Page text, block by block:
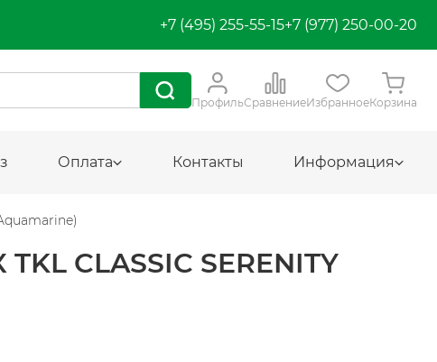
+7 (495) 255-55-15+7 (977) 250-00-20
ПрофильСравнениеИзбранноеКорзина
Оплата Контакты Информация
CLASSIC SERENITY